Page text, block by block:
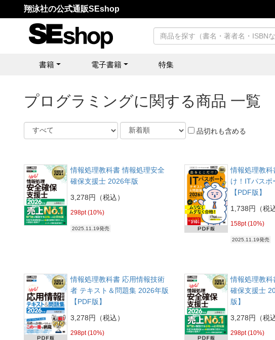
翔泳社の公式通販SEshop
書籍 電子書籍 特集
プログラミングに関する商品 一覧
品切れも含める
情報処理教科書 情報処理安全
確保支援士 2026年版
3,278円（税込）
298pt (10%)
2025.11.19発売
情報処理教
け！ITパスポ
【PDF版】
1,738円（税込
158pt (10%)
2025.11.19発売
情報処理教科書 応用情報技術
者 テキスト＆問題集 2026年版
【PDF版】
3,278円（税込）
298pt (10%)
情報処理教
確保支援士
版】
3,278円（税込
298pt (10%)